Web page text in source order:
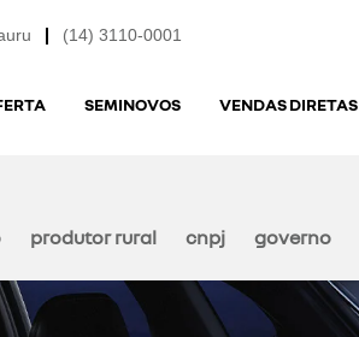
(14) 3110-0001
SEMINOVOS VENDAS DIRETAS
produtor rural cnpj governo